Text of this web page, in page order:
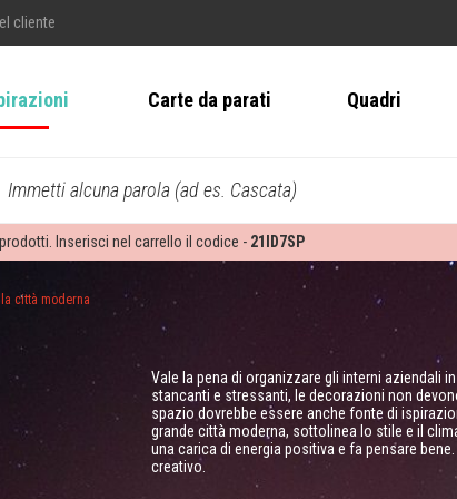
cliente
Carte da parati Quadri
Immetti alcuna parola (ad es. Cascata)
Inserisci nel carrello il codice - 21ID7SP
città moderna
Vale la pena di organizzare gli interni aziendali
stancanti e stressanti, le decorazioni non
spazio dovrebbe essere anche fonte di
grande città moderna, sottolinea lo stile e il
una carica di energia positiva e fa pensare
creativo.